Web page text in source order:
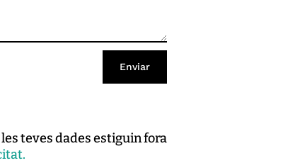
Enviar
teves dades estiguin fora